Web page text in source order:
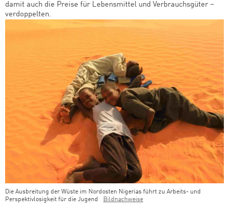
damit auch die Preise für Lebensmittel und Verbrauchsgüter –
verdoppelten.
Die Ausbreitung der Wüste im Nordosten Nigerias führt zu Arbeits- und
Perspektivlosigkeit für die Jugend
Bildnachweise